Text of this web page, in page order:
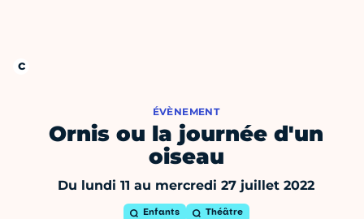
ÉVÈNEMENT
Ornis ou la journée d'un
oiseau
Du lundi 11 au mercredi 27 juillet 2022
Enfants Théâtre